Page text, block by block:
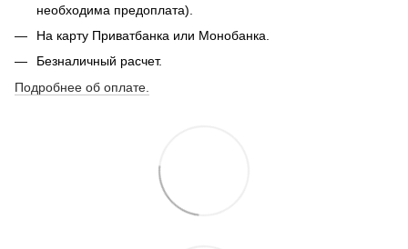
необходима предоплата).
На карту Приватбанка или Монобанка.
Безналичный расчет.
Подробнее об оплате.